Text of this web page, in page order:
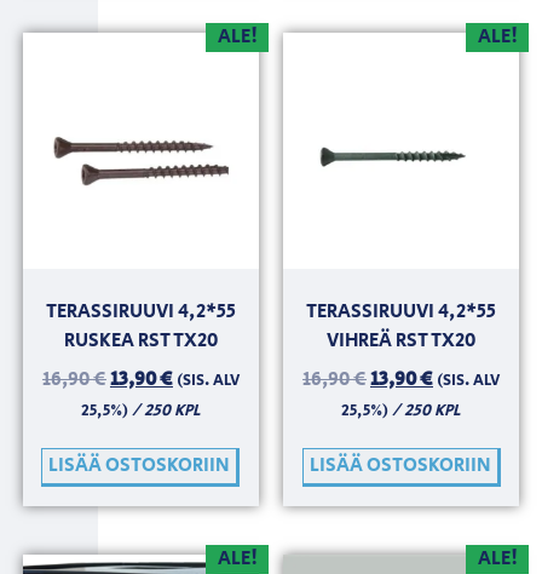
ALE!
TERASSIRUUVI 4,2*55
RUSKEA RST TX20
16,90€13,90€ (SIS. ALV
25,5%)/ 250 KPL
LISÄÄ OSTOSKORIIN
ALE!
TERASSIRUUVI 4,2*55
VIHREÄ RST TX20
16,90€13,90€ (SIS. ALV
25,5%)/ 250 KPL
LISÄÄ OSTOSKORIIN
ALE! ALE!